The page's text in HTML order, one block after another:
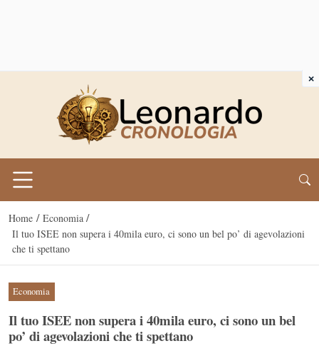
Home / Economia /
Il tuo ISEE non supera i 40mila euro, ci sono un bel po’ di agevolazioni
che ti spettano
Economia
Il tuo ISEE non supera i 40mila euro, ci sono un bel
po’ di agevolazioni che ti spettano
×